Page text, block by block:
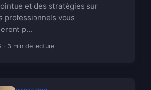
et des stratégies sur
professionnels vous
p...
· 3 min de lecture